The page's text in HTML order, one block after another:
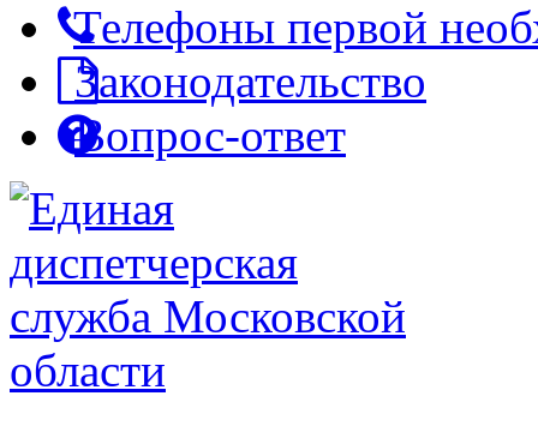
Телефоны первой
Законодательство
Вопрос-ответ